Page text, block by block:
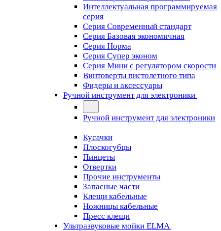
Интеллектуальная программируемая
серия
Серия Современный стандарт
Серия Базовая экономичная
Серия Норма
Серия Cупер эконом
Серия Мини с регулятором скорости
Винтоверты пистолетного типа
Фидеры и аксессуары
Ручной инструмент для электроники
Ручной инструмент для электроники
Кусачки
Плоскогубцы
Пинцеты
Отвертки
Прочие инструменты
Запасные части
Клещи кабельные
Ножницы кабельные
Пресс клещи
Ультразвуковые мойки ELMA